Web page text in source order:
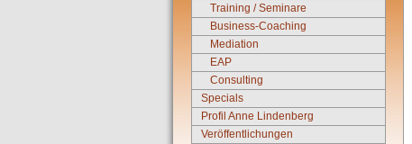
Training / Seminare
Business-Coaching
Mediation
EAP
Consulting
Specials
Profil Anne Lindenberg
Veröffentlichungen